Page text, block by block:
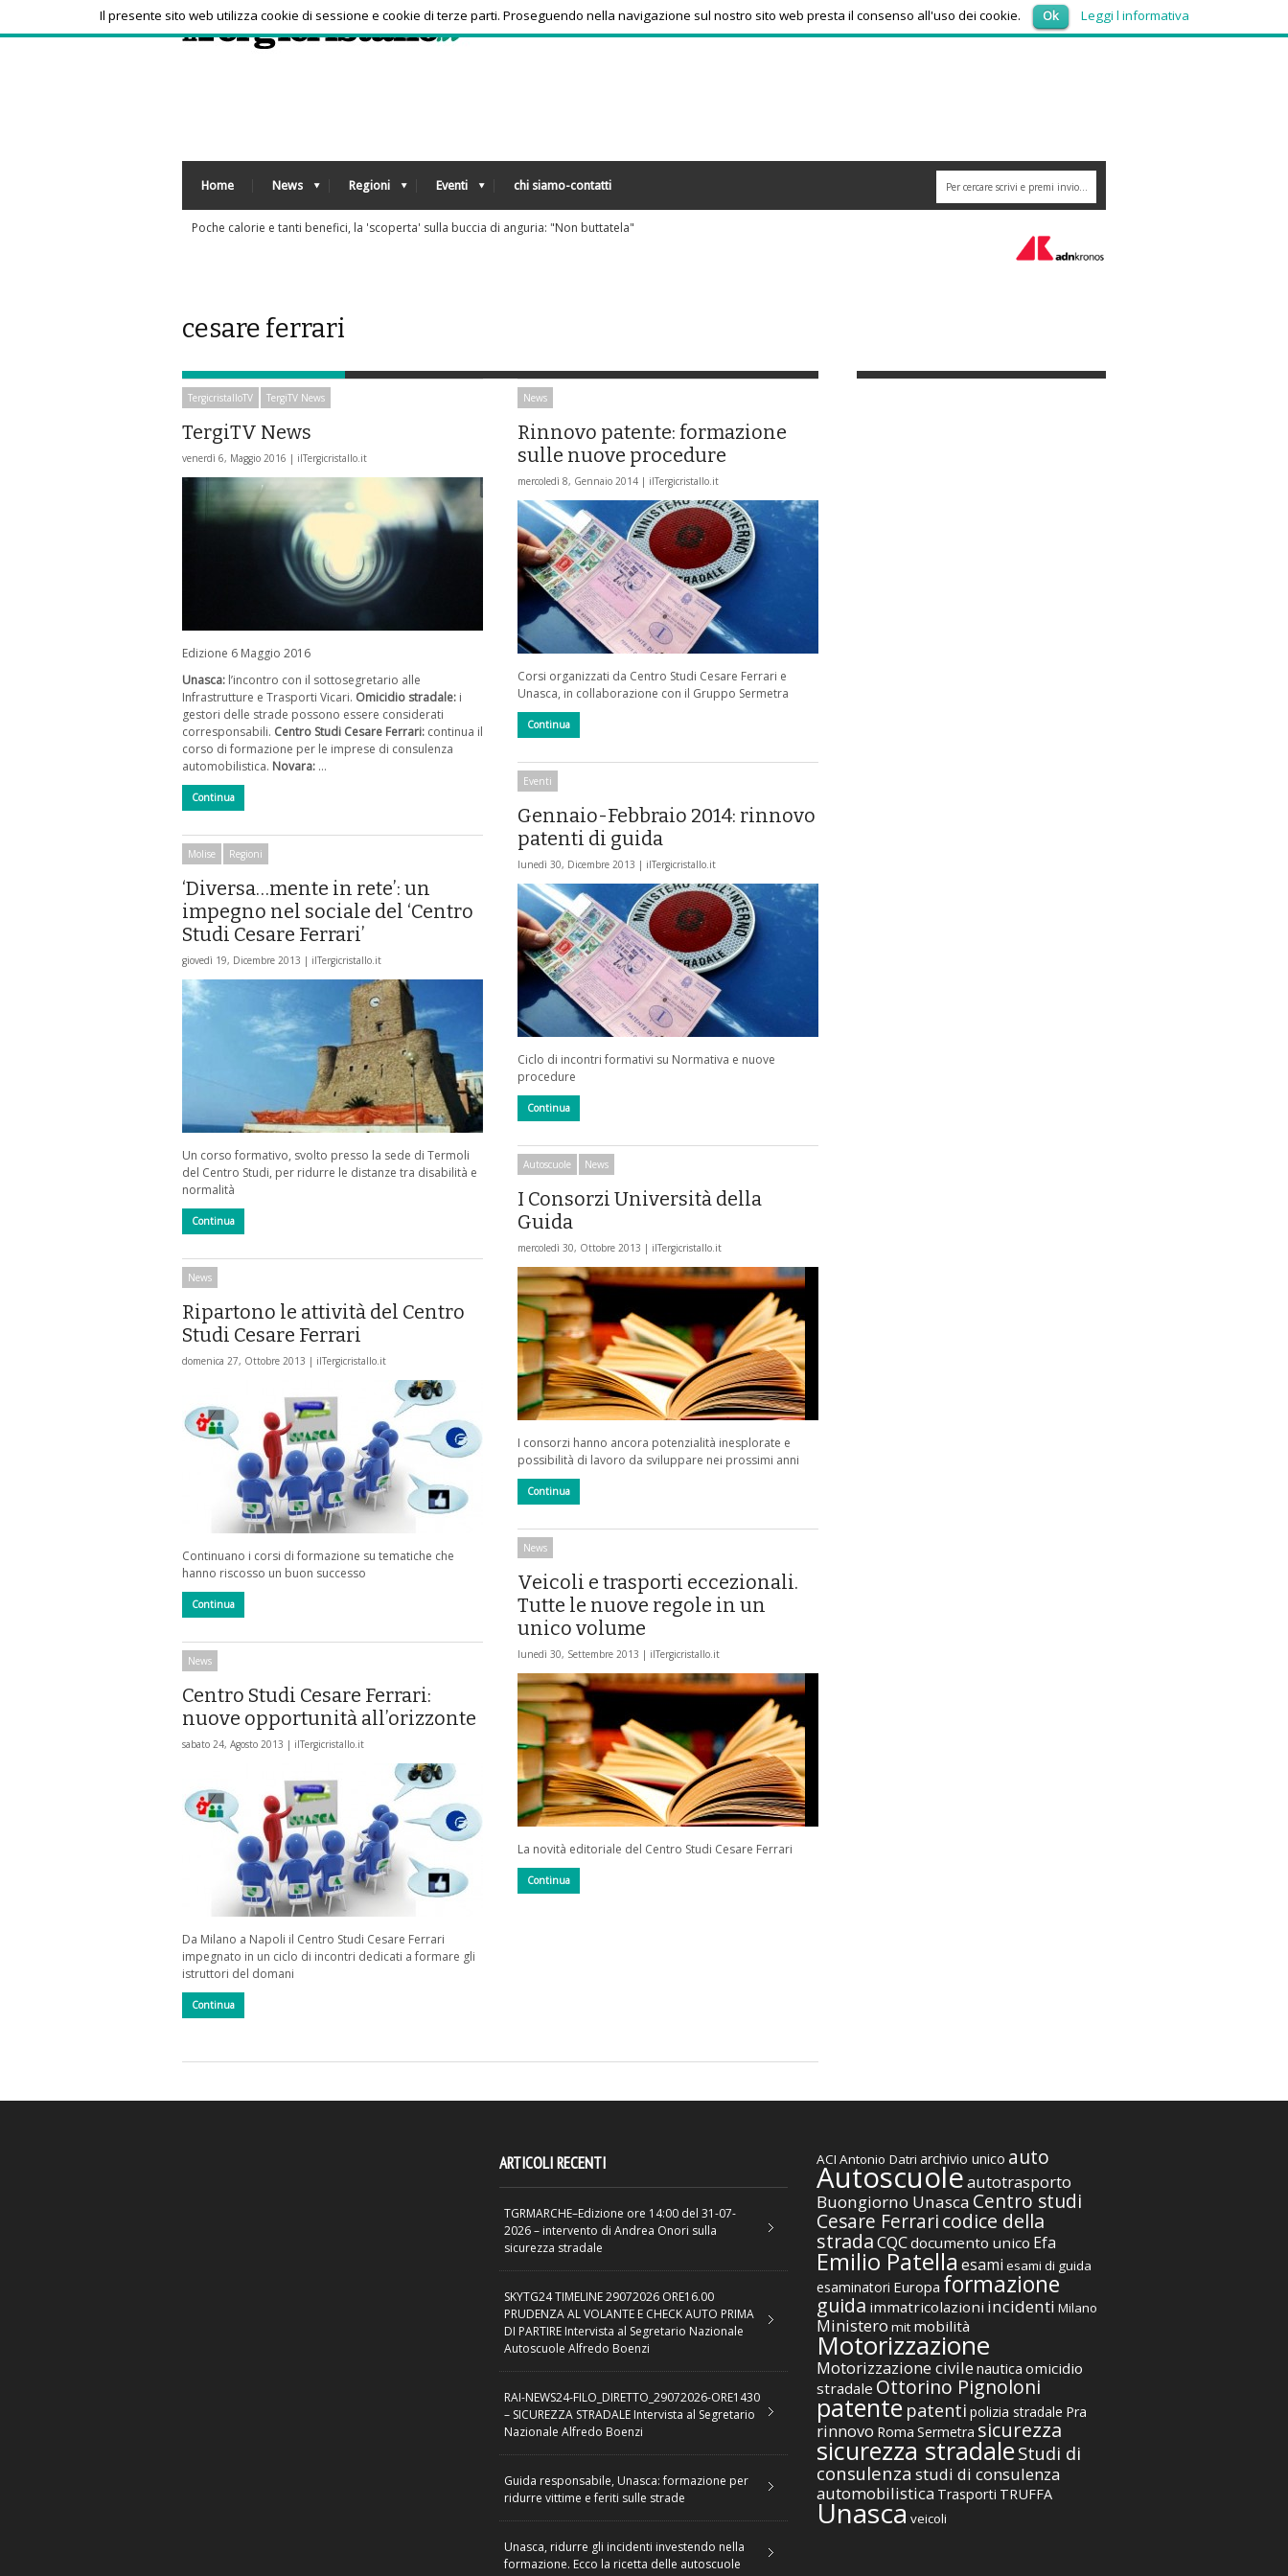
domenica 9, Agosto 2026
Home News Regioni Eventi chi siamo-contatti
Caldo africano, l'afa non arretra: oggi e domani 19 città bollino rosso
cesare ferrari
TergicristalloTV TergiTV News
TergiTV News
venerdì 6, Maggio 2016 | ilTergicristallo.it
Edizione 6 Maggio 2016
Unasca: l’incontro con il sottosegretario alle
Infrastrutture e Trasporti Vicari. Omicidio stradale: i
gestori delle strade possono essere considerati
corresponsabili. Centro Studi Cesare Ferrari: continua il
corso di formazione per le imprese di consulenza
automobilistica. Novara: …
Continua
News
Rinnovo patente: formazione
sulle nuove procedure
mercoledì 8, Gennaio 2014 | ilTergicristallo.it
Corsi organizzati da Centro Studi Cesare Ferrari e
Unasca, in collaborazione con il Gruppo Sermetra
Continua
Eventi
Gennaio-Febbraio 2014: rinnovo
patenti di guida
lunedì 30, Dicembre 2013 | ilTergicristallo.it
Ciclo di incontri formativi su Normativa e nuove
procedure
Continua
Molise Regioni
‘Diversa…mente in rete’: un
impegno nel sociale del ‘Centro
Studi Cesare Ferrari’
giovedì 19, Dicembre 2013 | ilTergicristallo.it
Un corso formativo, svolto presso la sede di Termoli
del Centro Studi, per ridurre le distanze tra disabilità e
normalità
Continua
Autoscuole News
I Consorzi Università della
Guida
mercoledì 30, Ottobre 2013 | ilTergicristallo.it
I consorzi hanno ancora potenzialità inesplorate e
possibilità di lavoro da sviluppare nei prossimi anni
Continua
News
Ripartono le attività del Centro
Studi Cesare Ferrari
domenica 27, Ottobre 2013 | ilTergicristallo.it
Continuano i corsi di formazione su tematiche che
hanno riscosso un buon successo
Continua
News
Veicoli e trasporti eccezionali.
Tutte le nuove regole in un
unico volume
lunedì 30, Settembre 2013 | ilTergicristallo.it
La novità editoriale del Centro Studi Cesare Ferrari
Continua
News
Centro Studi Cesare Ferrari:
nuove opportunità all’orizzonte
sabato 24, Agosto 2013 | ilTergicristallo.it
Da Milano a Napoli il Centro Studi Cesare Ferrari
impegnato in un ciclo di incontri dedicati a formare gli
istruttori del domani
Continua
ARTICOLI RECENTI
TGRMARCHE–Edizione ore 14:00 del 31-07-
2026 – intervento di Andrea Onori sulla
sicurezza stradale
SKYTG24 TIMELINE 29072026 ORE16.00
PRUDENZA AL VOLANTE E CHECK AUTO PRIMA
DI PARTIRE Intervista al Segretario Nazionale
Autoscuole Alfredo Boenzi
RAI-NEWS24-FILO_DIRETTO_29072026-ORE1430
– SICUREZZA STRADALE Intervista al Segretario
Nazionale Alfredo Boenzi
Guida responsabile, Unasca: formazione per
ridurre vittime e feriti sulle strade
Unasca, ridurre gli incidenti investendo nella
formazione. Ecco la ricetta delle autoscuole
ACI Antonio Datri archivio unico auto
Autoscuoleautotrasporto
Buongiorno Unasca Centro studi
Cesare Ferraricodice della
stradaCQCdocumento unico Efa
Emilio Patella esami esami di guida
esaminatori Europa formazione
guida immatricolazioni incidenti Milano
Ministero mit mobilità
Motorizzazione
Motorizzazione civile nautica omicidio
stradale Ottorino Pignoloni
patente patenti polizia stradale Pra
rinnovo Roma Sermetra sicurezza
sicurezza stradaleStudi di
consulenza studi di consulenza
automobilistica Trasporti TRUFFA
Unasca veicoli
Il presente sito web utilizza cookie di sessione e cookie di terze parti. Proseguendo nella navigazione sul nostro sito web presta il consenso all'uso dei cookie. Ok Leggi l informativa